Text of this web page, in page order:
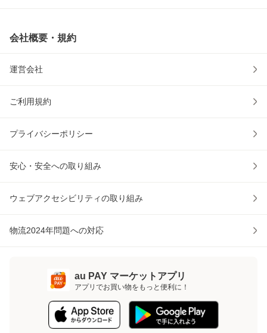
会社概要・規約
運営会社
ご利用規約
プライバシーポリシー
安心・安全への取り組み
ウェブアクセシビリティの取り組み
物流2024年問題への対応
au PAY マーケットアプリ
アプリでお買い物をもっと便利に！